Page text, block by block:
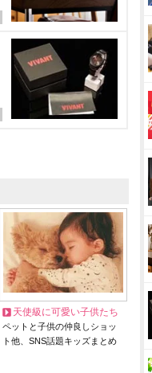
天使級に可愛い子供たち
ペットと子供の仲良しショッ
ト他、SNS話題キッズまとめ